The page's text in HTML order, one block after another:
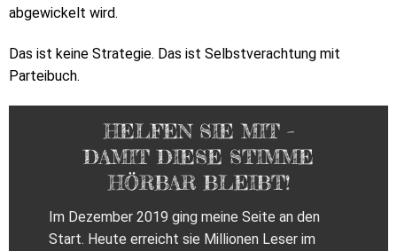
abgewickelt wird.
Das ist keine Strategie. Das ist Selbstverachtung mit
Parteibuch.
HELFEN SIE MIT –
DAMIT DIESE STIMME
HÖRBAR BLEIBT!
Im Dezember 2019 ging meine Seite an den
Start. Heute erreicht sie Millionen Leser im